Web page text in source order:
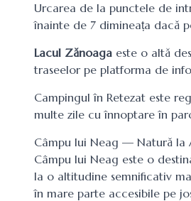
Urcarea de la punctele de
înainte de 7 dimineața dacă
Lacul Zănoaga este o altă
traseelor pe platforma de
Campingul în Retezat este
multe zile cu înnoptare în
Câmpu lui Neag — Natură la
Câmpu lui Neag este o
la o altitudine semnificativ
în mare parte accesibile pe